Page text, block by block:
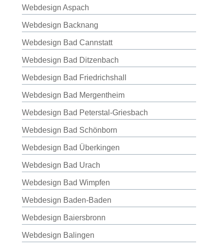
Webdesign Aspach
Webdesign Backnang
Webdesign Bad Cannstatt
Webdesign Bad Ditzenbach
Webdesign Bad Friedrichshall
Webdesign Bad Mergentheim
Webdesign Bad Peterstal-Griesbach
Webdesign Bad Schönborn
Webdesign Bad Überkingen
Webdesign Bad Urach
Webdesign Bad Wimpfen
Webdesign Baden-Baden
Webdesign Baiersbronn
Webdesign Balingen